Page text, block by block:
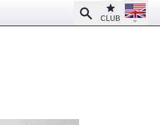
SearchClub
CLUB
Open